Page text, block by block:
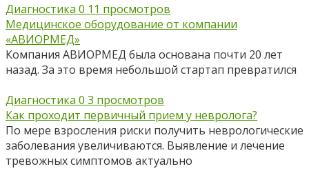
Диагностика 0 11 просмотров
Медицинское оборудование от компании
«АВИОРМЕД»
Компания АВИОРМЕД была основана почти 20 лет
назад. За это время небольшой стартап превратился
Диагностика 0 3 просмотров
Как проходит первичный прием у невролога?
По мере взросления риски получить неврологические
заболевания увеличиваются. Выявление и лечение
тревожных симптомов актуально